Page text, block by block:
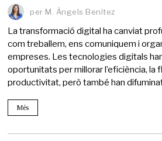
per M. Àngels Benítez
La transformació digital ha canviat
com treballem, ens comuniquem i
empreses. Les tecnologies digitals
oportunitats per millorar l’eficiència, la
productivitat, però també han
Més